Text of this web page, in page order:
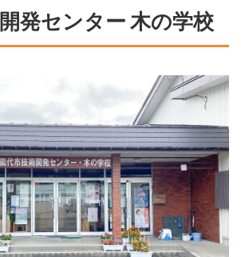
発センター 木の学校